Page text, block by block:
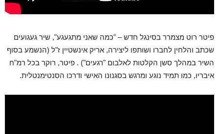
פיטר רוט מצמרר בסינגל חדש – "כמה שאני מתגעגע", שיר געגועים
שכתב והלחין לחברו ושותפו ליצירה, אריק אינשטיין ז"ל (הנשמע בסוף
השיר במהלך סשן הקלטות לאלבום "רגעים") . פיטר, רוקר בכל רמ"ח
איבריו, כמו תמיד נוגע ומרגש בסגנונו האישי ודרכו הסנטימנטלית.